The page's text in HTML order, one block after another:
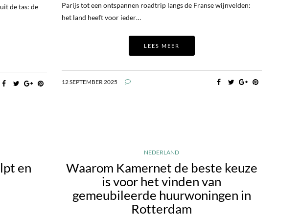
de tas: de
Parijs tot een ontspannen roadtrip langs de Franse wijnvelden:
het land heeft voor ieder…
LEES MEER
12 SEPTEMBER 2025
en
NEDERLAND
Waarom Kamernet de beste keuze
is voor het vinden van
gemeubileerde huurwoningen in
Rotterdam